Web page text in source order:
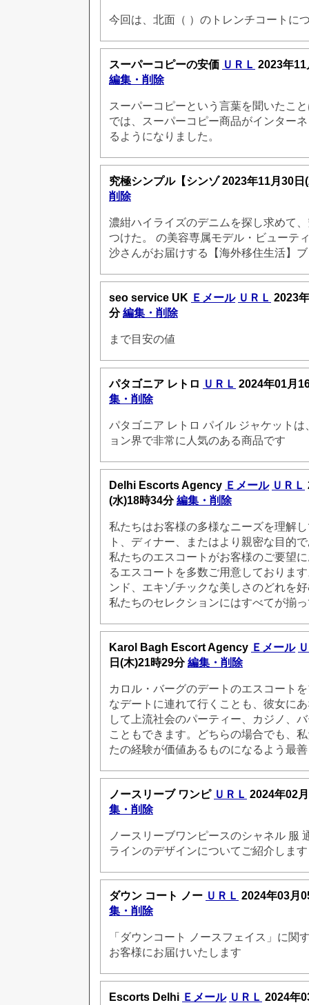
今回は、北面（ ）のトレンチコートに
スーパーコピーの安価 ＵＲＬ 2023年11
編集・削除
スーパーコピーという言葉を聞いたこ
では、スーパーコピー商品がインター
るようになりました。
究極シンプル【シンゾ2023年11月30
削除
濃紺ハイライズのデニムを探し求めて
つけた。 の美容専属モデル・ビューテ
沙さんがお届けする【海外移住生活】
seo service UK Ｅメール ＵＲＬ 2023
分編集・削除
まで目安の値
パタゴニア レトロ ＵＲＬ 2024年01月
集・削除
パタゴニア レトロ パイル ジャケット
ョン界で非常に人気のある商品です
Delhi Escorts Agency Ｅメール ＵＲＬ
(水)18時34分編集・削除
私たちはお客様の多様なニーズを理解
ト、ディナー、またはより親密な目的
私たちのエスコートがお客様のご要望
るエスコートを多数ご用意しておりま
ンド、エキゾチックな美しさのどれを
私たちのセレクションにはすべてが揃
Karol Bagh Escort Agency Ｅメール
日(木)21時29分編集・削除
カロル・バーグのデートのエスコート
なデートに連れて行くことも、彼女に
して上流社会のパーティー、カジノ、
こともできます。どちらの場合でも、
たの経験が価値あるものになるよう最
ノースリーブ ワンピ ＵＲＬ 2024年02
集・削除
ノースリーブワンピースのシャネル 服
ラインのデザインについてご紹介します
ダウン コート ノー ＵＲＬ 2024年03月
集・削除
「ダウンコート ノースフェイス」に関
お客様にお届けいたします
Escorts Delhi Ｅメール ＵＲＬ 2024年